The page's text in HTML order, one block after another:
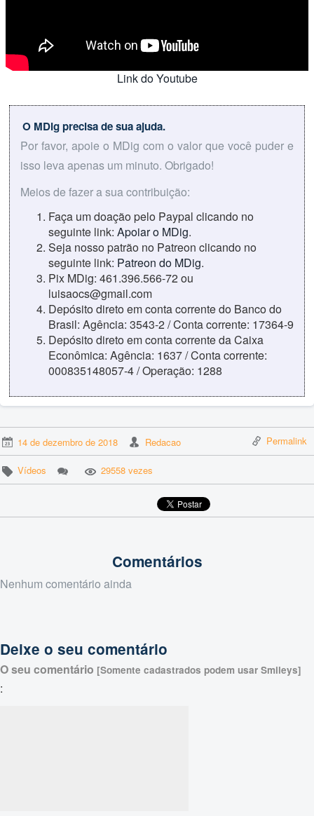
Link do Youtube
O MDig precisa de sua ajuda.
Por favor, apoie o MDig com o valor que você puder e
isso leva apenas um minuto. Obrigado!
Meios de fazer a sua contribuição:
Faça um doação pelo Paypal clicando no
seguinte link: Apoiar o MDig.
Seja nosso patrão no Patreon clicando no
seguinte link: Patreon do MDig.
Pix MDig: 461.396.566-72 ou
luisaocs@gmail.com
Depósito direto em conta corrente do Banco do
Brasil: Agência: 3543-2 / Conta corrente: 17364-9
Depósito direto em conta corrente da Caixa
Econômica: Agência: 1637 / Conta corrente:
000835148057-4 / Operação: 1288
14 de dezembro de 2018 Redacao Permalink
Vídeos 29558 vezes
Comentários
Nenhum comentário ainda
Deixe o seu comentário
O seu comentário [Somente cadastrados podem usar Smileys]
: